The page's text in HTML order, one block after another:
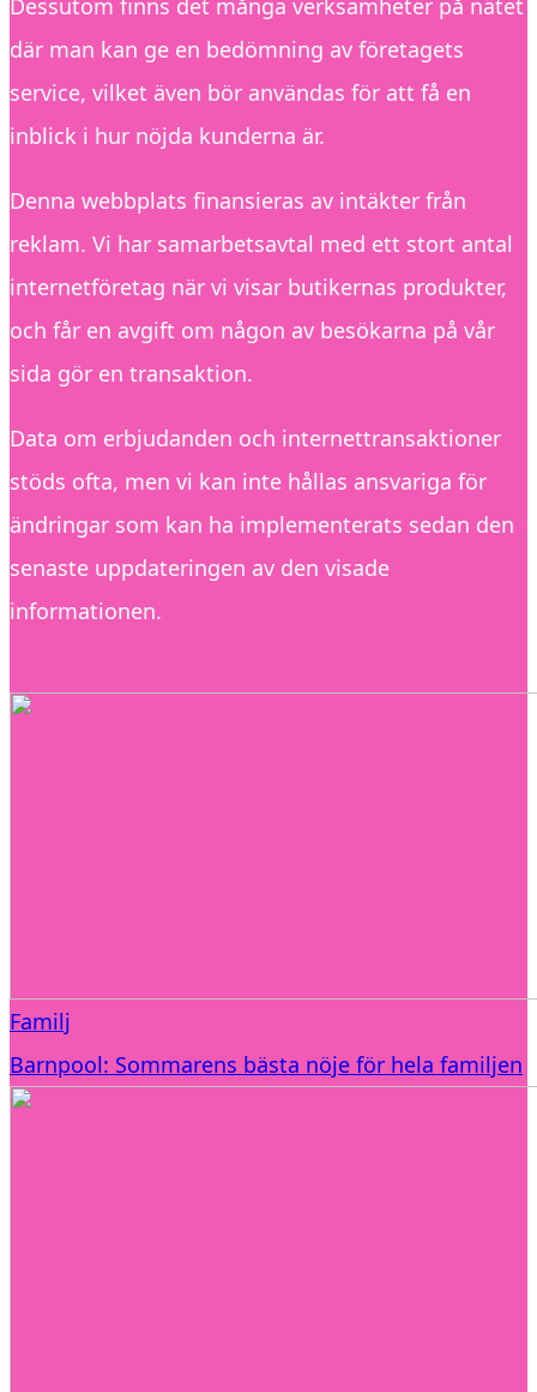
där man kan ge en bedömning av företagets
service, vilket även bör användas för att få en
inblick i hur nöjda kunderna är.
Denna webbplats finansieras av intäkter från
reklam. Vi har samarbetsavtal med ett stort antal
internetföretag när vi visar butikernas produkter,
och får en avgift om någon av besökarna på vår
sida gör en transaktion.
Data om erbjudanden och internettransaktioner
stöds ofta, men vi kan inte hållas ansvariga för
ändringar som kan ha implementerats sedan den
senaste uppdateringen av den visade
informationen.
Familj
Barnpool: Sommarens bästa nöje för hela familjen